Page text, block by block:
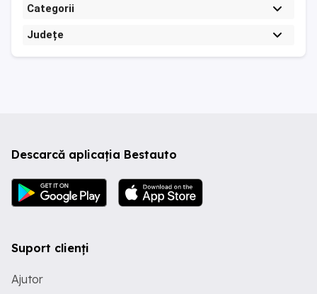
Categorii
Județe
Descarcă aplicația Bestauto
Suport clienți
Ajutor